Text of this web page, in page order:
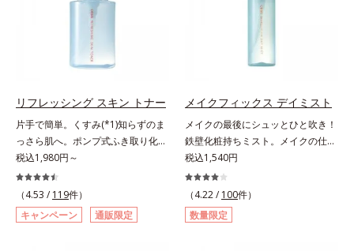
リフレッシング スキン トナー
片手で簡単。くすみ(*1)知らずのま
っさら肌へ。ポンプ式ふき取り化粧
水。くすみ(*1)知らずのまっさら肌
へ。洗顔後すぐの肌に使う、ポンプ
式のふき取り化粧水です。ポンプ式
だから簡単。片手でぷしゅっと押す
だけでコットンに含ませられます。
税込1,980円～
（4.53 / 119件）
キャンペーン
通販限定
メイクフィックス デイミスト
メイクの最後にシュッとひと吹き！
鉄壁化粧持ちミスト。メイクの仕上
げにシュッとひと吹き。肌とメイク
の密着感をピタッと高め、メイクく
ずれを防ぎ、化粧持ちをアップさせ
るミストタイプの化粧水です。くず
れ防止成分(*1)を含む層と美容成分
税込1,540円
（4.22 / 100件）
数量限定